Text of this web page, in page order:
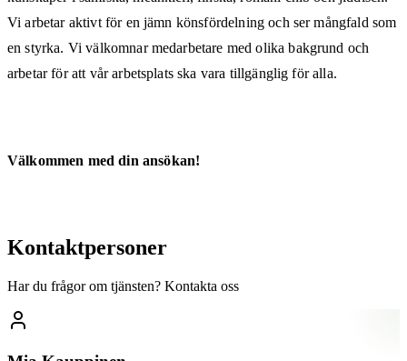
Vi arbetar aktivt för en jämn könsfördelning och ser mångfald som
en styrka. Vi välkomnar medarbetare med olika bakgrund och
arbetar för att vår arbetsplats ska vara tillgänglig för alla.
Välkommen med din ansökan!
Kontaktpersoner
Har du frågor om tjänsten? Kontakta oss